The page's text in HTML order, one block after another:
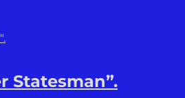
Statesman”.